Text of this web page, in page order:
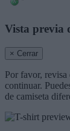
Vista previa
× Cerrar
Por favor,
continuar.
de camiseta